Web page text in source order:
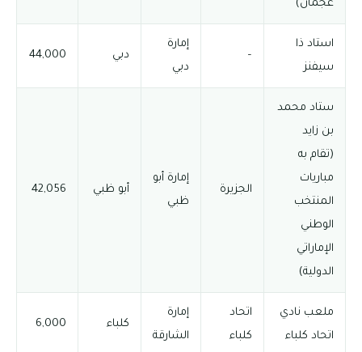
عجمان)
استاد ذا
سيفنز
–
إمارة
دبي
دبي 44,000
ستاد محمد
بن زايد
(تقام به
مباريات
المنتخب
الوطني
الإماراتي
الدولية)
الجزيرة
إمارة أبو
ظبي
أبو ظبي 42,056
ملعب نادي
اتحاد كلباء
اتحاد
كلباء
إمارة
الشارقة
كلباء 6,000